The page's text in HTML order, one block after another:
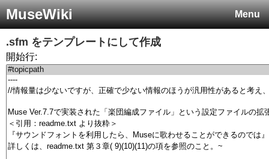
Menu
MuseWiki
.sfm をテンプレートにして作成
開始行: